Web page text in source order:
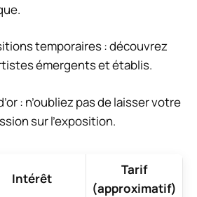
temporaires : découvrez
émergents et établis.
: n’oubliez pas de laisser votre
sur l’exposition.
Intérêt
Tarif
(approximatif)